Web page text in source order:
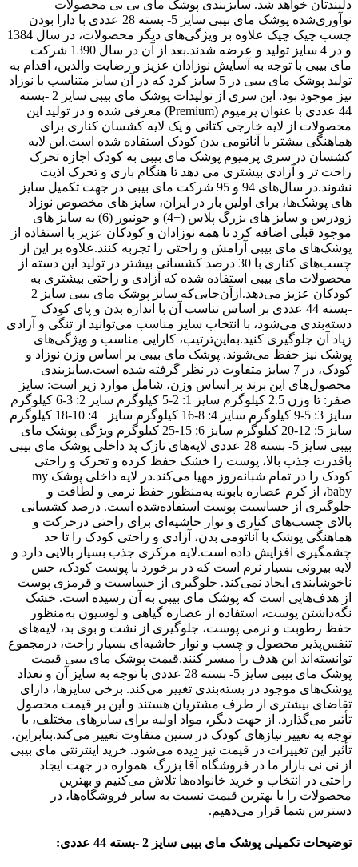
دلبندتان خواهد شد. سایزبندی پوشک مای بی بی محصولات
نوآوری‌شده پوشک مای بیبی سایز 5- بسته 28 عددی با دارا بودن
چسب چیک چیک علاوه بر ویژگی‌های دیگر محصولات، در سال 1384
و در 4 سایز تولید و عرضه شدند.بعد از آن در سال 1390 شرکت
مای بیبی با توجه به آسایش نوزادان عزیز و رضایت والدین، اقدام به
تولید پوشک مای بیبی در 5 سایز کرد که در آن سایز متناسب با نوزاد
نیز موجود بود. این سری از تولیدات پوشک مای بیبی سایز 2 -بسته
44 عددی با عنوان پرمیوم (Premium) معرفی شده و در تولید این
محصولات از لایه خارجی کتانی و یک لایه کشسان کناری برای
هماهنگی بیشتر با آناتومی بدن کودک استفاده شده است.این لایه
کشسان در سری پرمیوم پوشک مای بیبی به کودک اجازه تحرک
راحت تر و آزادی بیشتری می دهد تا هنگام بازی و تحرک اذیت
نشوند.در سال‌های 94 و 95 شرکت مای بیبی در جهت تکمیل سایز
های پوشک‌ها، برای اولین بار در ایران، سایز های مخصوص نوزاد
زودرس و سایز های بزرگ پلاس (+4) و جونیور (6) به سایز های
موجود قبلی اضافه کرد تا همه نوزادان و کودکان عزیز با استفاده از
پوشک‌های مای بیبی آرامش و راحتی را تجربه کنند.علاوه بر این از
چسب‌های کناری با 30 درصد کشسانی بیشتر در تولید این دسته از
محصولات مای بیبی استفاده شده که آزادی و راحتی بیشتری به
کودکان عزیز می‌دهد.ازآن‌جایی‌که سایز پوشک مای بیبی سایز 2
-بسته 44 عددی بر اساس تناسب آن با اندازه بدن و پای کودک
دسته‌بندی می‌شود، با انتخاب سایز مناسب می‌توانید از تنگی و آزادی
زیاد آن جلوگیری کنید.به‌این‌ترتیب، کارایی مناسب و ویژگی‌های
پوشک نیز حفظ می‌شوند. پوشک مای بیبی بر اساس وزن نوزاد و
کودک، در 7 سایز متفاوت در نظر گرفته ‌شده است.سایزبندی
محصول‌های این برند بر اساس وزن، شامل موارد زیر است: سایز
صفر: تا وزن 2.5 کیلوگرم سایز 1: 2-5 کیلوگرم سایز 2: 3-6 کیلوگرم
سایز 3: 5-9 کیلوگرم سایز 4: 8-16 کیلوگرم سایز +4: 10-18 کیلوگرم
سایز 5: 12-20 کیلوگرم سایز 6: 15-25 کیلوگرم ویژگی‌ پوشک مای
بیبی سایز 5- بسته 28 عددی لایه‌های نازک پد داخلی پوشک مای بیبی
باقدرت جذب بالا، پوست را خشک حفظ کرده و تحرک و راحتی
کودک را در تمام شبانه‌روز مهیا می‌کند.در لایه داخلی پوشک my
baby،
از کرم عصاره بابونه به‌منظور حفظ نرمی و لطافت و
جلوگیری از حساسیت پوست استفاده‌شده است. درصد کشسانی
بالای چسب‌های کناری و نوار حاشیه‌ای برای راحتی درحرکت و
هماهنگی پوشک با آناتومی بدن، آزادی و راحتی کودک را تا حد
چشمگیری افزایش داده است.لایه مرکزی جذب بسیار بالایی دارد و
لایه بیرونی بسیار نرم است که در برخورد با پوست کودک، حس
ناخوشایندی ایجاد نمی‌کند. جلوگیری از حساسیت و قرمزی پوست
از هدف‌هایی است که پوشک مای بیبی به آن رسیده است. خشک
نگه‌داشتن پوست، استفاده از عصاره گیاهی و لوسیون به‌منظور
حفظ رطوبت و نرمی پوست، جلوگیری از نشت و بوی بد، لایه‌های
تنفس‌پذیر محصول و چسب و نوار حاشیه‌ای بسیار راحت، درمجموع
توانسته‌اند این هدف را میسر کنند.قیمت پوشک مای بیبی قیمت
پوشک مای بیبی سایز 5- بسته 28 عددی با توجه به سایز آن و تعداد
پوشک‌های موجود در بسته‌بندی تغییر می‌کند. برخی سایزها، دارای
تقاضای بیشتری از طرف مشتریان هستند و این بر قیمت محصول
تأثیر می‌گذارد. از جهت دیگر، مواد اولیه برای سایزهای مختلف، با
توجه به تغییر نیازهای کودک در سنین متفاوت تغییر می‌کند.بنابراین،
تأثیر این تغییرات در قیمت نیز دیده می‌شود. خرید اینترنتی مای بیبی
از نی نی بازار ما در فروشگاه آقا بزرگ همواره در جهت ایجاد
راحتی در انتخاب و خرید خانواده‌ها تلاش می‌کنیم و بهترین
محصولات را با بهترین قیمت نسبت به سایر فروشگاه‌ها، در
دسترس شما قرار می‌دهیم.
توضیحات تکمیلی پوشک مای بیبی سایز 2 -بسته 44 عددی: